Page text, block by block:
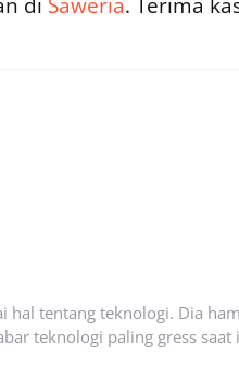
hal tentang teknologi. Dia
teknologi paling gress saat